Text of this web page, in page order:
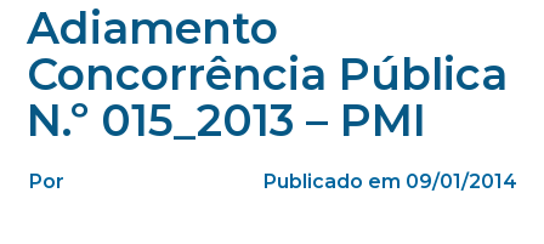
Adiamento
Concorrência Pública
N.º 015_2013 – PMI
Por Publicado em 09/01/2014